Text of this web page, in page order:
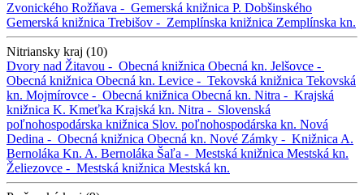
Zvonického Rožňava - Gemerská knižnica P. Dobšinského
Gemerská knižnica Trebišov - Zemplínska knižnica Zemplínska kn.
Nitriansky kraj (10)
Dvory nad Žitavou - Obecná knižnica Obecná kn. Jelšovce -
Obecná knižnica Obecná kn. Levice - Tekovská knižnica Tekovská
kn. Mojmírovce - Obecná knižnica Obecná kn. Nitra - Krajská
knižnica K. Kmeťka Krajská kn. Nitra - Slovenská
poľnohospodárska knižnica Slov. poľnohospodárska kn. Nová
Dedina - Obecná knižnica Obecná kn. Nové Zámky - Knižnica A.
Bernoláka Kn. A. Bernoláka Šaľa - Mestská knižnica Mestská kn.
Želiezovce - Mestská knižnica Mestská kn.